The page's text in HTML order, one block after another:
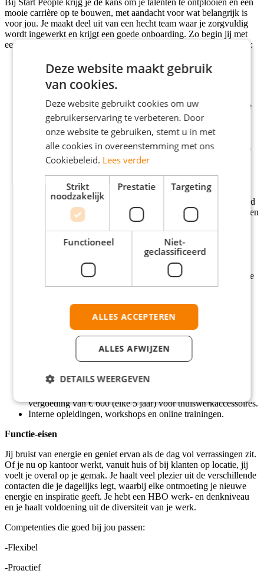
Bij Start People krijg je de kans om je talenten te ontplooien en een
mooie carrière op te bouwen, met aandacht voor wat belangrijk is
voor jou. Je maakt deel uit van een hecht team waar je zorgvuldig
wordt ingewerkt en krijgt een goede onboarding. Zo begin jij met
een goed gevoel aan je nieuwe baan. Daarnaast kun jij rekenen op:
Een salaris tussen € 2.601,- en € 3.184,- bruto per maand
ervaring en opleiding, waaronder het SEU-diploma, word je
ingeschaald:
Schaal 6: € 2601,- tot € 3184,-
Schaal 7: € 2759,- tot € 3896,-
Een snelle groei van je salaris: zodra je het SEU-diploma op
zak hebt – de opleiding krijg je van Start People – stijgt je
Hybride werken.
Een persoonlijk budget van 6%, te besteden aan bijvoorbeeld
extra vakantiedagen voor een goede werk- privé balans of een
sport abonnement. Ook kun je dit laten uitbetalen
Een laptop en telefoon zodat jij overal je werk kan doen.
Een kwartaalbonus bij het behalen van de
Vakantiegeld van 8%.
20 vakantiedagen, met de mogelijkheid om extra dagen bij te
kopen uit je persoonlijk budget.
Doorgroeimogelijkheden naar vestigingsmanager en
verschillende functies op het hoofdkantoor of binnen de
andere werkmaatschappijen van RGF Staffing.
De kans om jezelf te ontwikkelen in een stimulerende
Reiskostenvergoeding van € 0,24 per kilometer of volledige
Een goede pensioenregeling.
vergoeding van € 600 (elke 5 jaar) voor thuiswerkaccessoires.
Interne opleidingen, workshops en online trainingen.
Functie-eisen
Jij bruist van energie en geniet ervan als de dag vol verrassingen zit.
Of je nu op kantoor werkt, vanuit huis of bij klanten op locatie, jij
voelt je overal op je gemak. Je haalt veel plezier uit de verschillende
contacten die je dagelijks legt, waarbij elke ontmoeting je nieuwe
energie en inspiratie geeft. Je hebt een HBO werk- en denkniveau
en je haalt voldoening uit de diversiteit van je werk.
Competenties die goed bij jou passen:
-Flexibel
-Proactief
Deze website maakt gebruik
van cookies.
Deze website gebruikt cookies om uw
gebruikerservaring te verbeteren. Door
onze website te gebruiken, stemt u in met
alle cookies in overeenstemming met ons
Cookiebeleid. Lees verder
Strikt
noodzakelijk
Prestatie Targeting
Functioneel
Niet-
geclassificeerd
ALLES ACCEPTEREN
ALLES AFWIJZEN
DETAILS WEERGEVEN